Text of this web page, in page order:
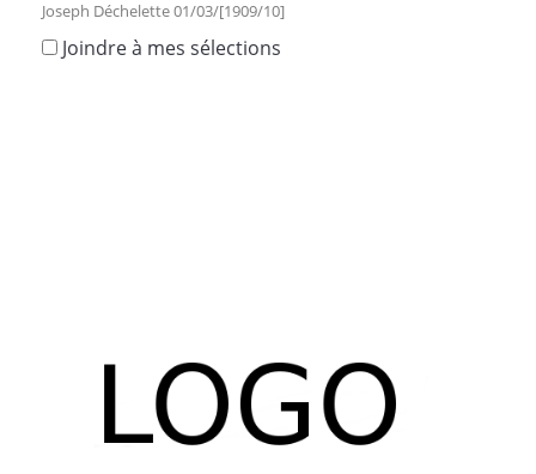
Joseph Déchelette 01/03/[1909/10]
Joindre à mes sélections